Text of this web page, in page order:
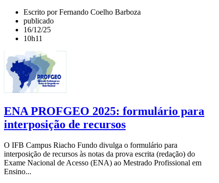
Escrito por Fernando Coelho Barboza
publicado
16/12/25
10h11
ENA PROFGEO 2025: formulário para
interposição de recursos
O IFB Campus Riacho Fundo divulga o formulário para
interposição de recursos às notas da prova escrita (redação) do
Exame Nacional de Acesso (ENA) ao Mestrado Profissional em
Ensino...